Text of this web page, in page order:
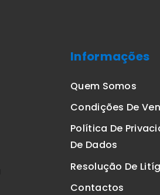
Informações
Quem Somos
Condições De
Política De
De Dados
Resolução De
Contactos